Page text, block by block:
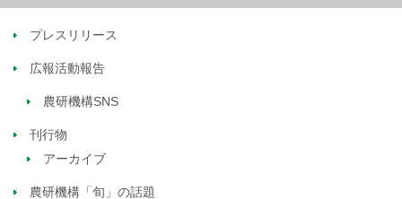
プレスリリース
広報活動報告
農研機構SNS
刊行物
アーカイブ
農研機構「旬」の話題